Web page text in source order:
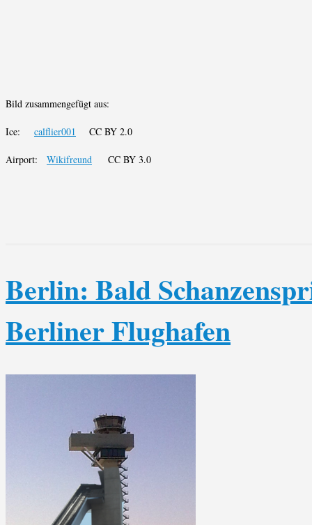
Bild zusammengefügt aus:
Ice: calflier001 CC BY 2.0
Airport: Wikifreund CC BY 3.0
Berlin: Bald
Berliner Flughafen